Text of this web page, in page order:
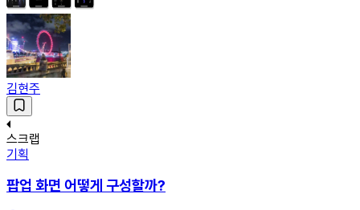
김현주
스크랩
기획
팝업 화면 어떻게 구성할까?